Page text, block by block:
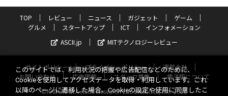
TOP レビュー ニュース ガジェット
ゲーム
グルメ
スタートアップ ICT
インフォメーション
ASCII.jp
MITテクノロジーレビュー
サイトポリシー プライバシーポリシー
運営会社
お問い合わせ
広告掲載 スタッフ募集
電子版について
©KADOKAWA ASCII Research Laboratories, Inc. 2026
このサイトでは、利用状況の把握や広告配信などのために、
Cookieを使用してアクセスデータを取得・利用しています。これ
以降のページに遷移した場合、Cookieの設定や使用に同意したこ